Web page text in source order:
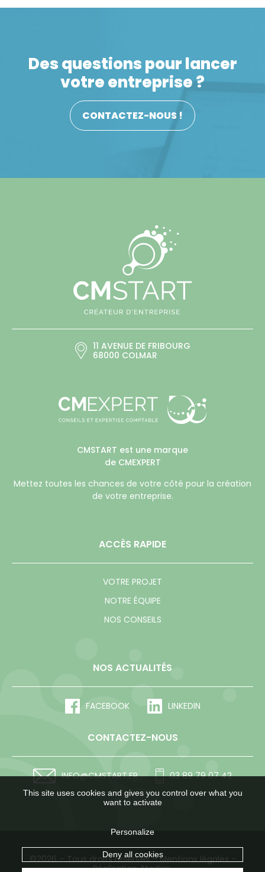
Une société de portage facture des prestations à
Des questions pour lancer
votre entreprise ?
CONTACTEZ-NOUS !
11 AVENUE DE FRIBOURG
68000 COLMAR
CMSTART est une marque
de CMEXPERT
Mettez toutes les chances de votre côté pour la création
de votre entreprise.
ACCÈS RAPIDE
VOTRE PROJET
NOTRE ÉQUIPE
NOS CONSEILS
NOS ACTUALITÉS
FACEBOOK LINKEDIN
CONTACTEZ-NOUS
INFO@CMSTART.FR 03 89 79 07 42
©2026 – Tous droits réservés –Mentions légales-
Réalisation Atadisp.
This site uses cookies and gives you control over what you
want to activate
Personalize
Deny all cookies